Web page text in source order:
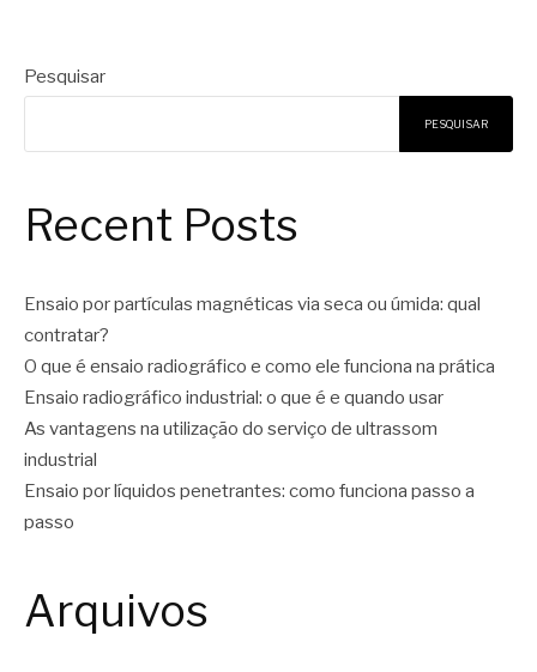
Pesquisar
PESQUISAR
Recent Posts
Ensaio por partículas magnéticas via seca ou úmida: qual
contratar?
O que é ensaio radiográfico e como ele funciona na prática
Ensaio radiográfico industrial: o que é e quando usar
As vantagens na utilização do serviço de ultrassom
industrial
Ensaio por líquidos penetrantes: como funciona passo a
passo
Arquivos